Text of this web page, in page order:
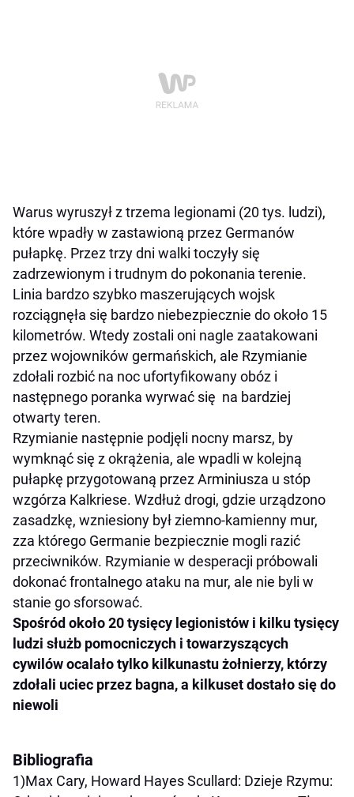
Warus wyruszył z trzema legionami (20 tys. ludzi),
które wpadły w zastawioną przez Germanów
pułapkę. Przez trzy dni walki toczyły się
zadrzewionym i trudnym do pokonania terenie.
Linia bardzo szybko maszerujących wojsk
rozciągnęła się bardzo niebezpiecznie do około 15
kilometrów. Wtedy zostali oni nagle zaatakowani
przez wojowników germańskich, ale Rzymianie
zdołali rozbić na noc ufortyfikowany obóz i
następnego poranka wyrwać się na bardziej
otwarty teren.
Rzymianie następnie podjęli nocny marsz, by
wymknąć się z okrążenia, ale wpadli w kolejną
pułapkę przygotowaną przez Arminiusza u stóp
wzgórza Kalkriese. Wzdłuż drogi, gdzie urządzono
zasadzkę, wzniesiony był ziemno-kamienny mur,
zza którego Germanie bezpiecznie mogli razić
przeciwników. Rzymianie w desperacji próbowali
dokonać frontalnego ataku na mur, ale nie byli w
stanie go sforsować.
Spośród około 20 tysięcy legionistów i kilku tysięcy
ludzi służb pomocniczych i towarzyszących
cywilówocalało tylko kilkunastu żołnierzy, którzy
zdołali uciec przez bagna, a kilkuset dostało się do
niewoli
Bibliografia
1)Max Cary, Howard Hayes Scullard: Dzieje Rzymu: